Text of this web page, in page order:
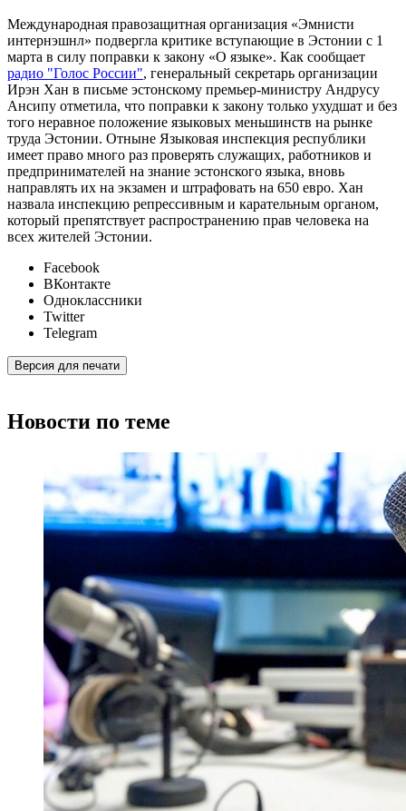
Международная правозащитная организация «Эмнисти
интернэшнл» подвергла критике вступающие в Эстонии с 1
марта в силу поправки к закону «О языке». Как сообщает
радио "Голос России", генеральный секретарь организации
Ирэн Хан в письме эстонскому премьер-министру Андрусу
Ансипу отметила, что поправки к закону только ухудшат и без
того неравное положение языковых меньшинств на рынке
труда Эстонии. Отныне Языковая инспекция республики
имеет право много раз проверять служащих, работников и
предпринимателей на знание эстонского языка, вновь
направлять их на экзамен и штрафовать на 650 евро. Хан
назвала инспекцию репрессивным и карательным органом,
который препятствует распространению прав человека на
всех жителей Эстонии.
Facebook
ВКонтакте
Одноклассники
Twitter
Telegram
Версия для печати
Новости по теме